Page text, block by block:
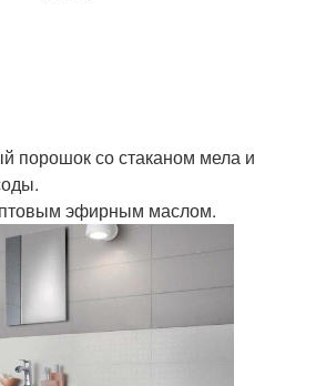
порошок со стаканом мела и
эфирным маслом.